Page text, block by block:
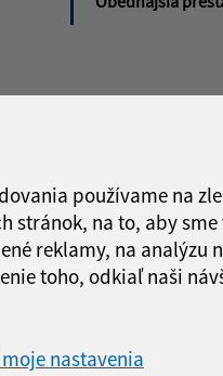
používame na
stránok, na to, aby sme
reklamy, na analýzu
toho, odkiaľ naši
nastavenia